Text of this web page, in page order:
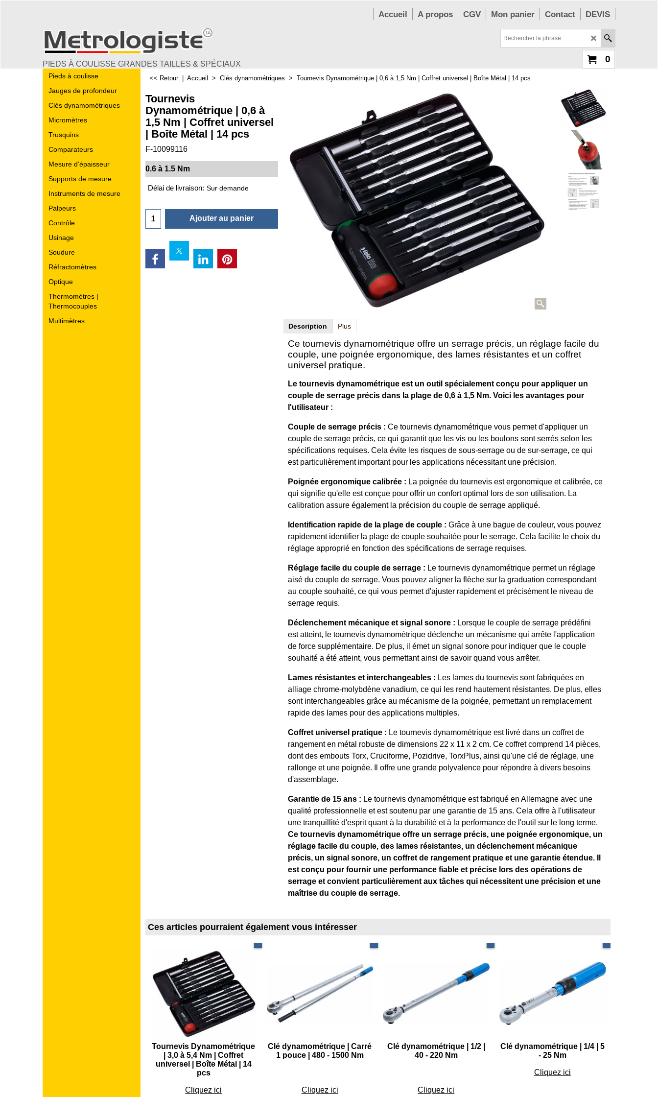
Accueil A propos CGV Mon panier Contact DEVIS
PIEDS À COULISSE GRANDES TAILLES & SPÉCIAUX 0
Pieds à coulisse
Jauges de profondeur
Clés dynamométriques
Micromètres
Trusquins
Comparateurs
Mesure d’épaisseur
Supports de mesure
Instruments de mesure
Palpeurs
Contrôle
Usinage
Soudure
Réfractomètres
Optique
Thermomètres |
Thermocouples
Multimètres
<< Retour Accueil > Clés dynamométriques > Tournevis Dynamométrique | 0,6 à 1,5 Nm | Coffret universel | Boîte Métal | 14 pcs
Tournevis
Dynamométrique | 0,6 à
1,5 Nm | Coffret universel
| Boîte Métal | 14 pcs
F-10099116
0.6 à 1.5 Nm
€119.45
Description Plus
Ce tournevis dynamométrique offre un serrage précis, un réglage facile du
couple, une poignée ergonomique, des lames résistantes et un coffret
universel pratique.
Le tournevis dynamométrique est un outil spécialement conçu pour appliquer un
couple de serrage précis dans la plage de 0,6 à 1,5 Nm. Voici les avantages pour
l'utilisateur :
Couple de serrage précis : Ce tournevis dynamométrique vous permet d'appliquer un
couple de serrage précis, ce qui garantit que les vis ou les boulons sont serrés selon les
spécifications requises. Cela évite les risques de sous-serrage ou de sur-serrage, ce qui
est particulièrement important pour les applications nécessitant une précision.
Poignée ergonomique calibrée : La poignée du tournevis est ergonomique et calibrée, ce
qui signifie qu'elle est conçue pour offrir un confort optimal lors de son utilisation. La
calibration assure également la précision du couple de serrage appliqué.
Identification rapide de la plage de couple : Grâce à une bague de couleur, vous pouvez
rapidement identifier la plage de couple souhaitée pour le serrage. Cela facilite le choix du
réglage approprié en fonction des spécifications de serrage requises.
Réglage facile du couple de serrage : Le tournevis dynamométrique permet un réglage
aisé du couple de serrage. Vous pouvez aligner la flèche sur la graduation correspondant
au couple souhaité, ce qui vous permet d'ajuster rapidement et précisément le niveau de
serrage requis.
Déclenchement mécanique et signal sonore : Lorsque le couple de serrage prédéfini
est atteint, le tournevis dynamométrique déclenche un mécanisme qui arrête l'application
de force supplémentaire. De plus, il émet un signal sonore pour indiquer que le couple
souhaité a été atteint, vous permettant ainsi de savoir quand vous arrêter.
Lames résistantes et interchangeables : Les lames du tournevis sont fabriquées en
alliage chrome-molybdène vanadium, ce qui les rend hautement résistantes. De plus, elles
sont interchangeables grâce au mécanisme de la poignée, permettant un remplacement
rapide des lames pour des applications multiples.
Coffret universel pratique : Le tournevis dynamométrique est livré dans un coffret de
rangement en métal robuste de dimensions 22 x 11 x 2 cm. Ce coffret comprend 14 pièces,
dont des embouts Torx, Cruciforme, Pozidrive, TorxPlus, ainsi qu'une clé de réglage, une
rallonge et une poignée. Il offre une grande polyvalence pour répondre à divers besoins
d'assemblage.
Garantie de 15 ans : Le tournevis dynamométrique est fabriqué en Allemagne avec une
qualité professionnelle et est soutenu par une garantie de 15 ans. Cela offre à l'utilisateur
une tranquillité d'esprit quant à la durabilité et à la performance de l'outil sur le long terme.
Ce tournevis dynamométrique offre un serrage précis, une poignée ergonomique, un
réglage facile du couple, des lames résistantes, un déclenchement mécanique
précis, un signal sonore, un coffret de rangement pratique et une garantie étendue. Il
est conçu pour fournir une performance fiable et précise lors des opérations de
serrage et convient particulièrement aux tâches qui nécessitent une précision et une
maîtrise du couple de serrage.
Ces articles pourraient également vous intéresser
3.0 à 5.4 Nm
Tournevis Dynamométrique
| 3,0 à 5,4 Nm | Coffret
universel | Boîte Métal | 14
pcs
€119.45
Cliquez ici
Clé XXL 1500 Nm
Clé dynamométrique | Carré
1 pouce | 480 - 1500 Nm
€799.45
Cliquez ici
Gros carré 220 Nm
Clé dynamométrique | 1/2 |
40 - 220 Nm
€99.45
Cliquez ici
Petit carré 25 Nm
Clé dynamométrique | 1/4 | 5
- 25 Nm
€69.45
Cliquez ici